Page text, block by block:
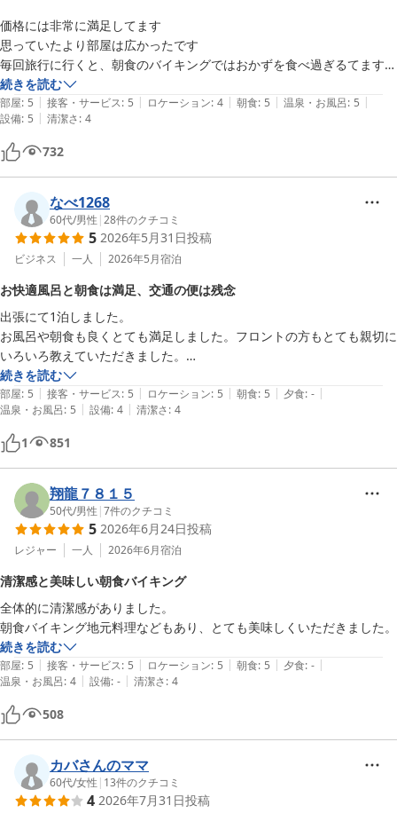
価格には非常に満足してます
思っていたより部屋は広かったです
毎回旅行に行くと、朝食のバイキングではおかずを食べ過ぎるてます
が、今回は5品+お漬物だったので体重は現状維持でした
よかったのかな
個人的にホテルを選ぶ時、ツインルーム、大浴場（サウナ付き)、喫煙
部屋、朝食付きで一人1万円以内
続きを読む
部屋: 5 | 接客・サービス: 5 | ロケーション: 4 | 朝食: 5 | 温泉・お風呂: 5 |
設備: 5 | 清潔さ: 4
732
なべ1268
60代/男性 |28件のクチコミ
5 2026年5月31日投稿
ビジネス 一人 2026年5月宿泊
お快適風呂と朝食は満足、交通の便は残念
出張にて1泊しました。
お風呂や朝食も良くとても満足しました。フロントの方もとても親切に
いろいろ教えていただきました。
一般的に言えば交通の便が、イマイチなのが残念です。機会があればま
た宿泊したい宿です。
続きを読む
部屋: 5 | 接客・サービス: 5 | ロケーション: 5 | 朝食: 5 | 夕食: - |
温泉・お風呂: 5 | 設備: 4 | 清潔さ: 4
1 851
翔龍７８１５
50代/男性 |7件のクチコミ
5 2026年6月24日投稿
レジャー 一人 2026年6月宿泊
清潔感と美味しい朝食バイキング
全体的に清潔感がありました。
朝食バイキング地元料理などもあり、とても美味しくいただきました。
続きを読む
部屋: 5 | 接客・サービス: 5 | ロケーション: 5 | 朝食: 5 | 夕食: - |
温泉・お風呂: 4 | 設備: - | 清潔さ: 4
508
カバさんのママ
60代/女性 | 13件のクチコミ
4 2026年7月31日投稿